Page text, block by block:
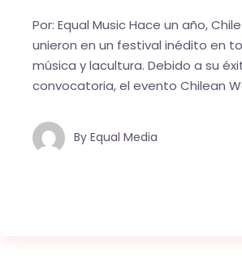
Por: Equal Music Hace un año,
unieron en un festival inédito en
música y lacultura. Debido a su
convocatoria, el evento Chilean
By Equal Media